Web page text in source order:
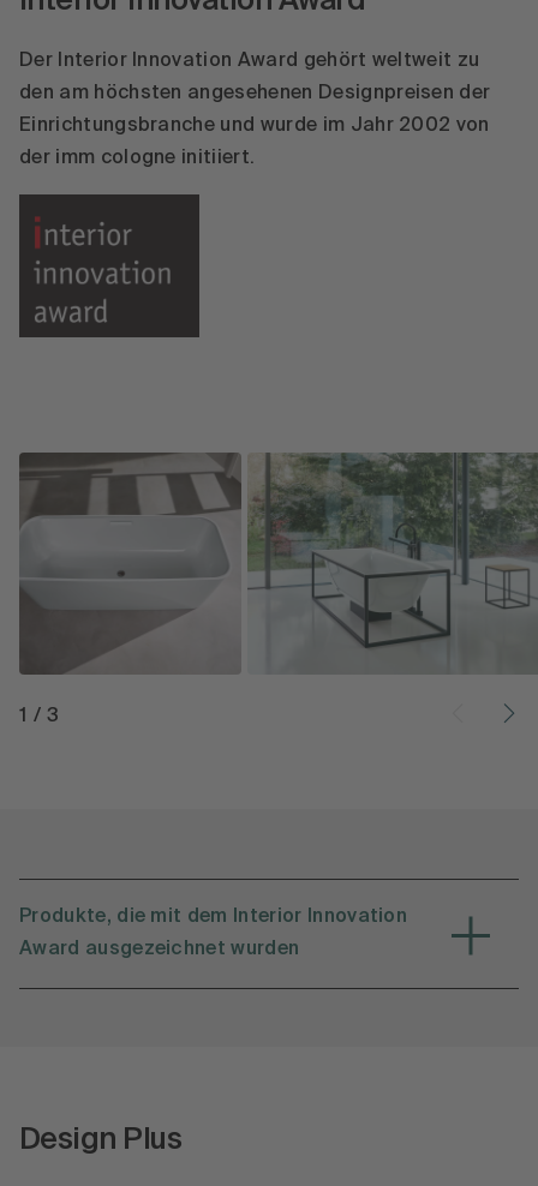
Der Interior Innovation Award gehört weltweit zu
den am höchsten angesehenen Designpreisen der
Einrichtungsbranche und wurde im Jahr 2002 von
der imm cologne initiiert.
1 /3
Produkte, die mit dem Interior Innovation
Award ausgezeichnet wurden
Design Plus